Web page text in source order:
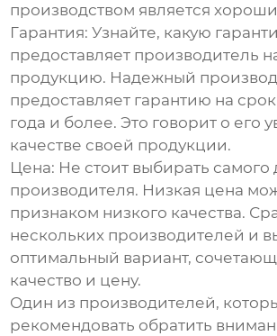
производством является
Гарантия: Узнайте, какую
предоставляет производитель
продукцию. Надежный
предоставляет гарантию на
года и более. Это говорит о его
качестве своей продукции.
Цена: Не стоит выбирать
производителя. Низкая цена
признаком низкого качества.
нескольких производителей и
оптимальный вариант,
качество и цену.
Один из производителей,
рекомендовать обратить